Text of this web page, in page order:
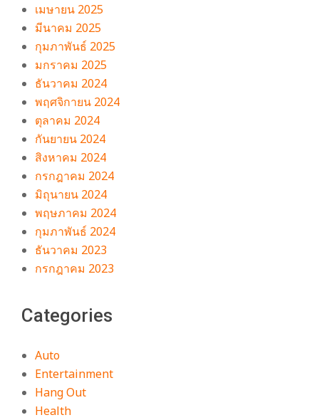
เมษายน 2025
มีนาคม 2025
กุมภาพันธ์ 2025
มกราคม 2025
ธันวาคม 2024
พฤศจิกายน 2024
ตุลาคม 2024
กันยายน 2024
สิงหาคม 2024
กรกฎาคม 2024
มิถุนายน 2024
พฤษภาคม 2024
กุมภาพันธ์ 2024
ธันวาคม 2023
กรกฎาคม 2023
Categories
Auto
Entertainment
Hang Out
Health